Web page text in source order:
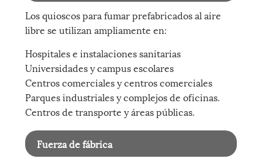
Los quioscos para fumar prefabricados al aire
libre se utilizan ampliamente en:
Hospitales e instalaciones sanitarias
Universidades y campus escolares
Centros comerciales y centros comerciales
Parques industriales y complejos de oficinas.
Centros de transporte y áreas públicas.
Fuerza de fábrica